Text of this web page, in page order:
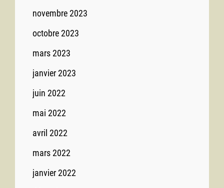
novembre 2023
octobre 2023
mars 2023
janvier 2023
juin 2022
mai 2022
avril 2022
mars 2022
janvier 2022